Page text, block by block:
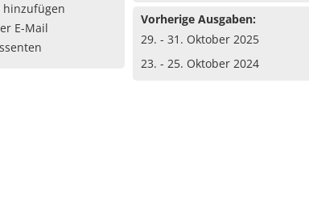
E-Mail
Vorherige Ausgaben:
29. - 31. Oktober 2025
23. - 25. Oktober 2024